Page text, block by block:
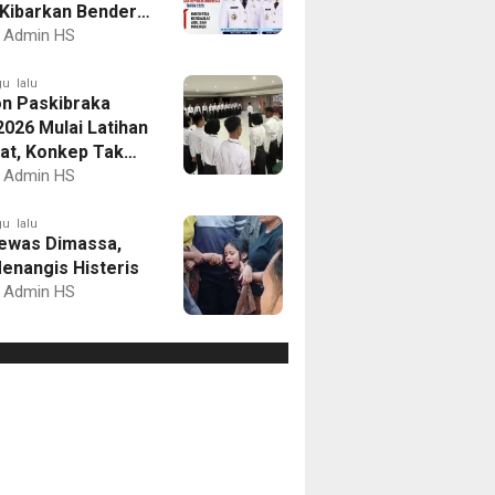
Bendera
dan Gelar
Admin HS
lalu
Paskibraka
Mulai Latihan
Konkep Tak
Admin HS
lalu
Dimassa,
Histeris
Admin HS